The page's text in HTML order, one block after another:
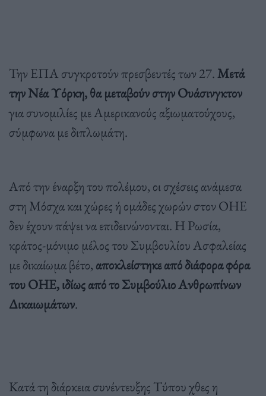
Την ΕΠΑ συγκροτούν πρεσβευτές των 27.Μετά
την Νέα Υόρκη, θα μεταβούν στην Ουάσινγκτον
για συνομιλίες με Αμερικανούς αξιωματούχους,
σύμφωνα με διπλωμάτη.
Από την έναρξη του πολέμου, οι σχέσεις ανάμεσα
στη Μόσχα και χώρες ή ομάδες χωρών στον ΟΗΕ
δεν έχουν πάψει να επιδεινώνονται. Η Ρωσία,
κράτος-μόνιμο μέλος του Συμβουλίου Ασφαλείας
με δικαίωμα βέτο, αποκλείστηκε από διάφορα φόρα
του ΟΗΕ, ιδίως από το Συμβούλιο Ανθρωπίνων
Δικαιωμάτων.
Κατά τη διάρκεια συνέντευξης Τύπου χθες η